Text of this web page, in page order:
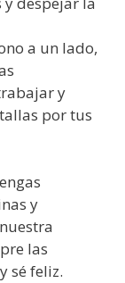
a un lado,
y
por tus
y
las
sé feliz.